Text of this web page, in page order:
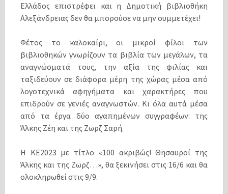
Ελλάδος επιστρέφει και η Δημοτική βιβλιοθήκη
Αλεξάνδρειας δεν θα μπορούσε να μην συμμετέχει!
Φέτος το καλοκαίρι, οι μικροί φίλοι των
βιβλιοθηκών γνωρίζουν τα βιβλία των μεγάλων, τα
αναγνώσματά τους, την αξία της φιλίας και
ταξιδεύουν σε διάφορα μέρη της χώρας μέσα από
λογοτεχνικά αφηγήματα και χαρακτήρες που
επιδρούν σε γενιές αναγνωστών. Κι όλα αυτά μέσα
από τα έργα δύο αγαπημένων συγγραφέων: της
Άλκης Ζέη και της Ζωρζ Σαρή.
Η ΚΕ2023 με τίτλο «100 ακριβώς! Θησαυροί της
Άλκης και της Ζωρζ…», θα ξεκινήσει στις 16/6 και θα
ολοκληρωθεί στις 9/9.